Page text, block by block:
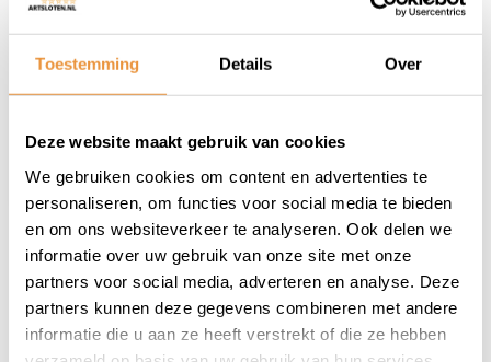
Toestemming Details Over
Deze website maakt gebruik van cookies
We gebruiken cookies om content en advertenties te
personaliseren, om functies voor social media te bieden
en om ons websiteverkeer te analyseren. Ook delen we
informatie over uw gebruik van onze site met onze
partners voor social media, adverteren en analyse. Deze
partners kunnen deze gegevens combineren met andere
informatie die u aan ze heeft verstrekt of die ze hebben
Op voorraad
1